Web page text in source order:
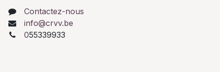
Contactez-nous
info@crvv.be
055339933